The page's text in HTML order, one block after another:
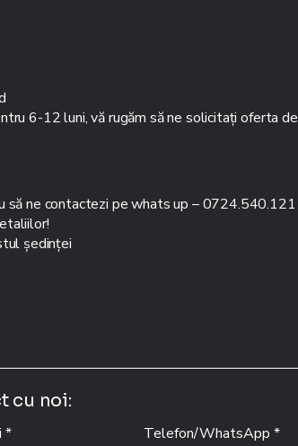
6-12 luni, vă rugăm să ne solicitați oferta de
să ne contactezi pe whats up – 0724.540.121
ședinței
cu noi:
Telefon/WhatsApp